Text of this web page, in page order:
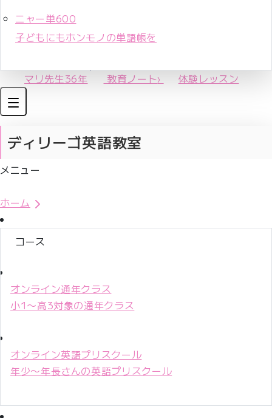
ニャー単600
子どもにもホンモノの単語帳を
マリ先生36年 教育ノート› 体験レッスン
ディリーゴ英語教室
メニュー
ホーム
コース
オンライン通年クラス
小1〜高3対象の通年クラス
オンライン英語プリスクール
年少〜年長さんの英語プリスクール